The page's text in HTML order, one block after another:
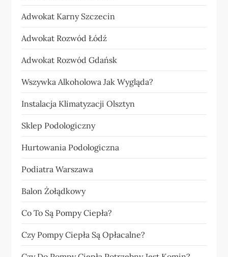
Adwokat Karny Szczecin
Adwokat Rozwód Łódź
Adwokat Rozwód Gdańsk
Wszywka Alkoholowa Jak Wygląda?
Instalacja Klimatyzacji Olsztyn
Sklep Podologiczny
Hurtowania Podologiczna
Podiatra Warszawa
Balon Żołądkowy
Co To Są Pompy Ciepła?
Czy Pompy Ciepła Są Opłacalne?